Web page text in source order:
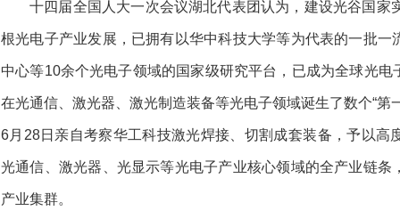
十四届全国人大一次会议湖北代表团认为，建设光谷国家
根光电子产业发展，已拥有以华中科技大学等为代表的一批
中心等10余个光电子领域的国家级研究平台，已成为全球光
在光通信、激光器、激光制造装备等光电子领域诞生了数个“第
6月28日亲自考察华工科技激光焊接、切割成套装备，予以高
光通信、激光器、光显示等光电子产业核心领域的全产业链
产业集群。